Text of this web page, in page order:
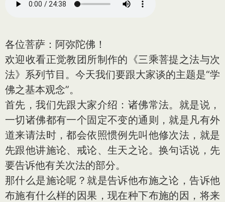
各位菩萨：阿弥陀佛！
欢迎收看正觉教团所制作的《三乘菩提之法与次
法》系列节目。今天我们要跟大家谈的主题是“学
佛之基本观念”。
首先，我们先跟大家介绍：诸佛常法。就是说，
一切诸佛都有一个固定不变的通则，就是凡有外
道来请法时，都会依照惯例先叫他修次法，就是
先跟他讲施论、戒论、生天之论。换句话说，先
要告诉他有关次法的部分。
那什么是施论呢？就是告诉他布施之论，告诉他
布施有什么样的因果，现在种下布施的因，将来